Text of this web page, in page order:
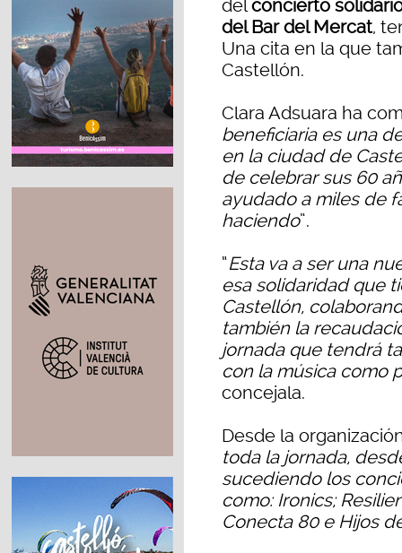
delconcierto
del Bar del Mercat,
Una cita en la que
Castellón.
Clara Adsuara ha
beneficiaria es una
en la ciudad de
de celebrar sus 60
ayudado a miles de
haciendo”.
“Esta va a ser una
esa solidaridad que
Castellón,
también la
jornada que tendrá
con la música como
concejala.
Desde la
toda la jornada,
sucediendo los
como: Ironics;
Conecta 80 e Hijos